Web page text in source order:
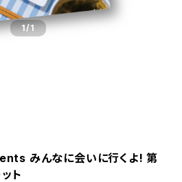
1/1
みんなに会いに行くよ! 第
ト